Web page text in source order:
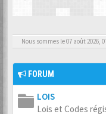
Nous sommes le 07 août 2026,
FORUM
LOIS
Lois et Codes